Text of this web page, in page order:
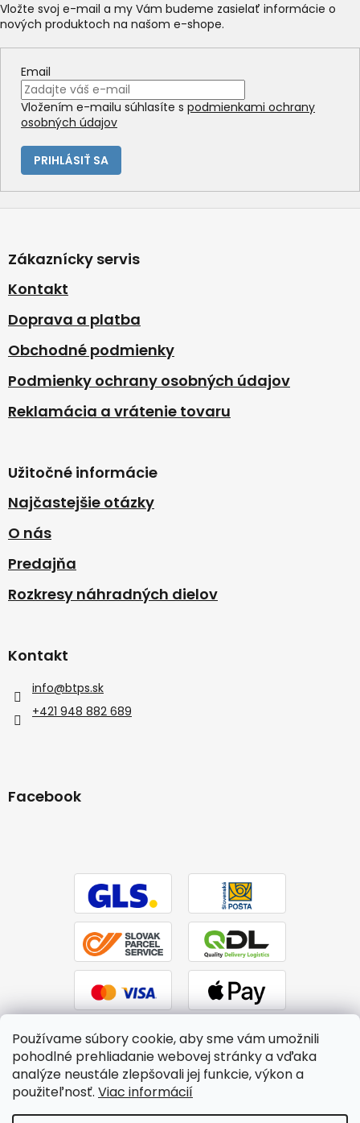
Používame súbory cookie, aby sme vám umožnili
pohodlné prehliadanie webovej stránky a vďaka
analýze neustále zlepšovali jej funkcie, výkon a
použiteľnosť. Viac informácií
Vložte svoj e-mail a my Vám budeme zasielať informácie o
nových produktoch na našom e-shope.
Email
Vložením e-mailu súhlasíte s podmienkami ochrany
osobných údajov
PRIHLÁSIŤ SA
p
ä
e
Zákaznícky servis
Kontakt
Doprava a platba
Obchodné podmienky
Podmienky ochrany osobných údajov
Reklamácia a vrátenie tovaru
Užitočné informácie
Najčastejšie otázky
O nás
Predajňa
Rozkresy náhradných dielov
Kontakt
info@btps.sk
+421 948 882 689
Facebook